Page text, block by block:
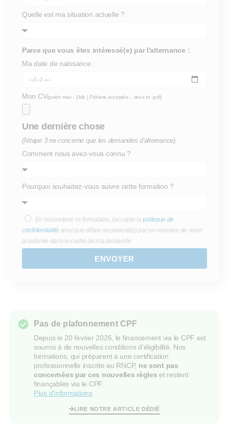
Quelle est ma situation actuelle ?
Parce que vous êtes intéressé(e) par l'alternance :
Ma date de naissance :
Mon CV(poids max : 1Mo | Fichiers acceptés : .docx et .pdf)
Une dernière chose
(l'étape 3 ne concerne que les demandes d'alternance).
Comment nous avez-vous connu ?
Pourquoi souhaitez-vous suivre cette formation ?
En soumettant ce formulaire, j'accepte lapolitique de
confidentialité ainsi que d'être recontacté(e) par un membre de notre
académie dans le cadre de ma demande.
ENVOYER
Pas de plafonnement CPF
Depuis le 20 février 2026, le financement via le CPF est
soumis à de nouvelles conditions d'éligibilité. Nos
formations, qui préparent à une certification
professionnelle inscrite au RNCP, ne sont pas
concernées par ces nouvelles règles et restent
finançables via le CPF.
Plus d'informations
LIRE NOTRE ARTICLE DÉDIÉ